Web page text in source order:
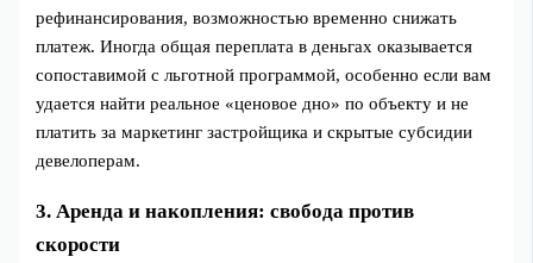
рефинансирования, возможностью временно снижать
платеж. Иногда общая переплата в деньгах оказывается
сопоставимой с льготной программой, особенно если вам
удается найти реальное «ценовое дно» по объекту и не
платить за маркетинг застройщика и скрытые субсидии
девелоперам.
3. Аренда и накопления: свобода против
скорости